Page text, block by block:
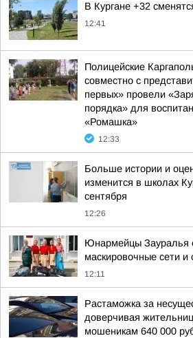
В Кургане +32
12:41
Полицейские
совместно с
первых» провели
порядка» для
«Ромашка»
12:33
Больше истории и
изменится в школах
сентября
12:26
Юнармейцы Зауралья
маскировочные сети и
12:11
Растаможка за
доверчивая
мошеникам 640 000